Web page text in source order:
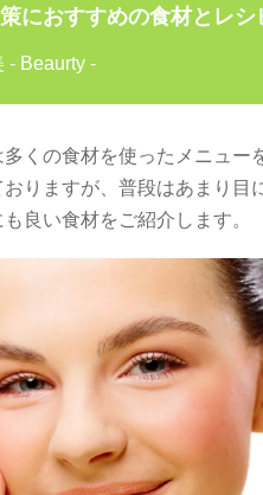
におすすめの食材とレシ
- Beaurty -
多くの食材を使ったメニュー
りますが、普段はあまり目
良い食材をご紹介します。